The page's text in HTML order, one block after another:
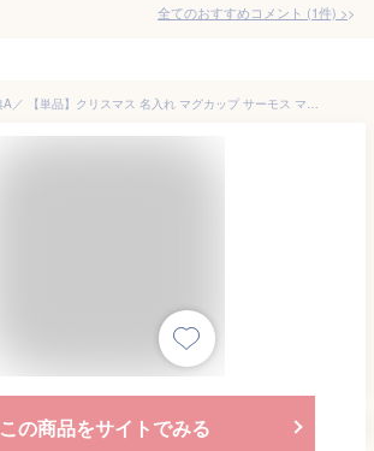
全てのおすすめコメント (1件) >
＼レビュー特典A／ 【単品】クリスマス 名入れ マグカップ サーモス マグ Thermos JDG-282C JDG-352C JDG-452Cグラス 結婚祝い 夫婦 両親 誕生日 記念品 名前入り おしゃれ クリスマス ギフト ラッピング 実用的 nichie ニチエー
この商品をサイトでみる